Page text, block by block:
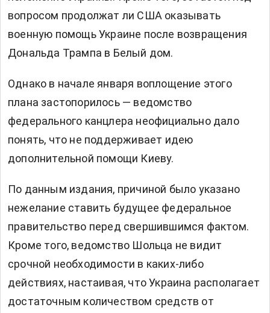
вопросом продолжат ли США оказывать
военную помощь Украине после возвращения
Дональда Трампа в Белый дом.
Однако в начале января воплощение этого
плана застопорилось — ведомство
федерального канцлера неофициально дало
понять, что не поддерживает идею
дополнительной помощи Киеву.
По данным издания, причиной было указано
нежелание ставить будущее федеральное
правительство перед свершившимся фактом.
Кроме того, ведомство Шольца не видит
срочной необходимости в каких-либо
действиях, настаивая, что Украина располагает
достаточным количеством средств от